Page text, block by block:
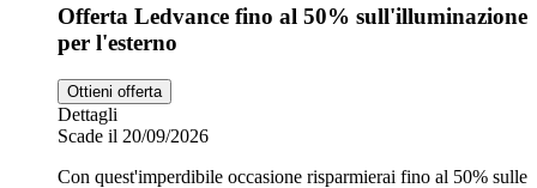
Offerta Ledvance fino al 50% sull'illuminazione
per l'esterno
Ottieni offerta
Dettagli
Scade il 20/09/2026
Con quest'imperdibile occasione risparmierai fino al 50% sulle